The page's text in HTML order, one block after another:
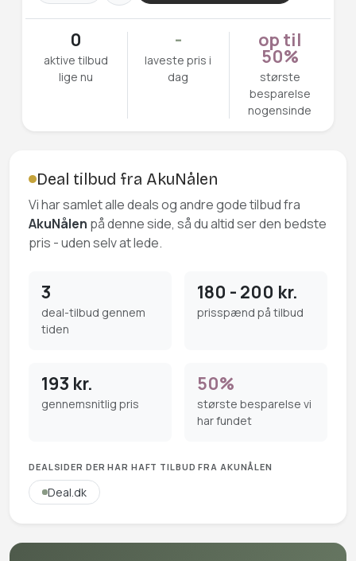
0
aktive tilbud
lige nu
-
laveste pris i
dag
op til
50%
største
besparelse
nogensinde
Deal tilbud fra AkuNålen
Vi har samlet alle deals og andre gode tilbud fra
AkuNålen på denne side, så du altid ser den bedste
pris - uden selv at lede.
3
deal-tilbud gennem
tiden
180 - 200 kr.
prisspænd på tilbud
193 kr.
gennemsnitlig pris
50%
største besparelse vi
har fundet
DEALSIDER DER HAR HAFT TILBUD FRA AKUNÅLEN
Deal.dk